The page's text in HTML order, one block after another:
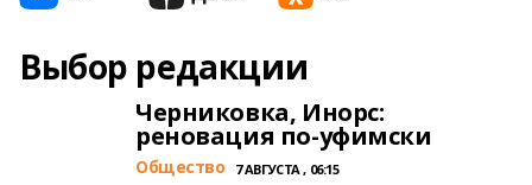
Выбор редакции
Черниковка, Инорс:
реновация по-уфимски
Общество 7 АВГУСТА , 06:15